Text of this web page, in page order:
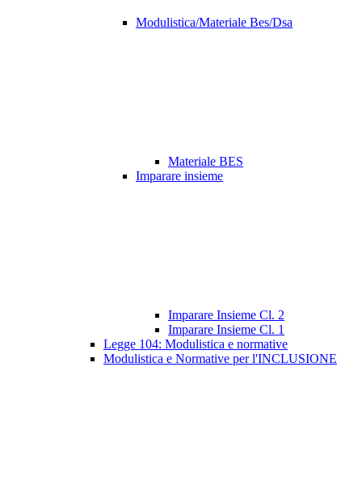
Modulistica/Materiale Bes/Dsa
Materiale BES
Imparare insieme
Imparare Insieme Cl. 2
Imparare Insieme Cl. 1
Legge 104: Modulistica e normative
Modulistica e Normative per l'INCLUSIONE